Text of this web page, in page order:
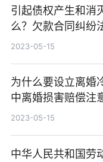
引起债权产生和消
么？欠款合同纠纷
么？
2023-05-15
为什么要设立离婚
中离婚损害赔偿注
些？
2023-05-15
中华人民共和国劳